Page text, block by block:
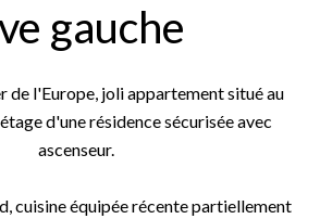
gauche
de l'Europe, joli appartement situé au
d'une résidence sécurisée avec
ascenseur.
cuisine équipée récente partiellement